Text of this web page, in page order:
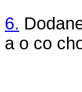
6.
a o co